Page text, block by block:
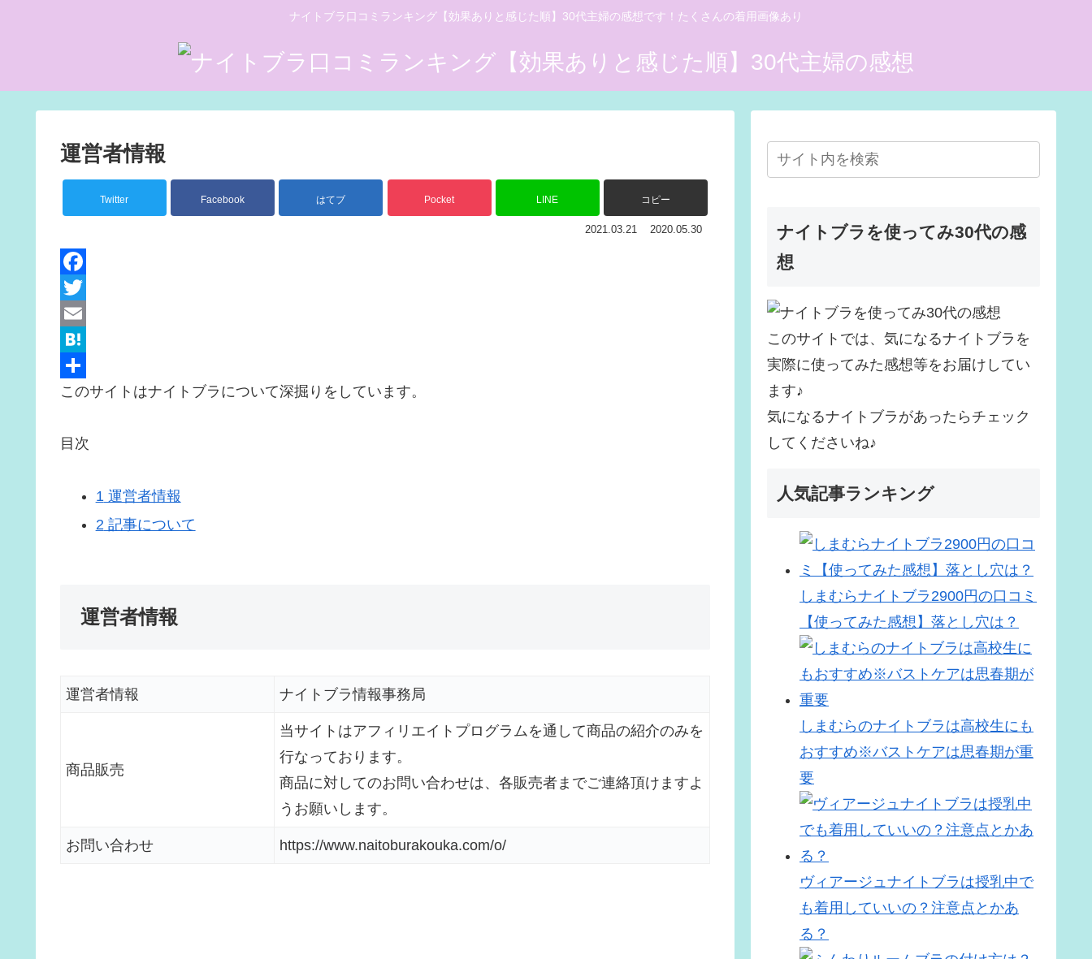
ナイトブラ口コミランキング【効果ありと感じた順】30代主婦の感想です！たくさんの着用画像あり
運営者情報
Twitter Facebook はてブ Pocket LINE コピー
2021.03.21 2020.05.30
F
a
c
e
b
o
T
w
t
e
E
m
a
l
H
a
e
共
このサイトはナイトブラについて深掘りをしています。
目次
1 運営者情報
2記事について
運営者情報
運営者情報 ナイトブラ情報事務局
商品販売
当サイトはアフィリエイトプログラムを通して商品の紹介のみを
行なっております。
商品に対してのお問い合わせは、各販売者までご連絡頂けますよ
うお願いします。
お問い合わせ https://www.naitoburakouka.com/o/
ナイトブラを使ってみ30代の感
想
このサイトでは、気になるナイトブラを
実際に使ってみた感想等をお届けしてい
ます♪
気になるナイトブラがあったらチェック
してくださいね♪
人気記事ランキング
しまむらナイトブラ2900円の口コミ
【使ってみた感想】落とし穴は？
しまむらのナイトブラは高校生にも
おすすめ※バストケアは思春期が重
要
ヴィアージュナイトブラは授乳中で
も着用していいの？注意点とかあ
る？